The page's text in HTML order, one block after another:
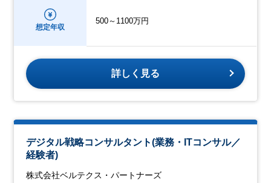
想定年収
500～1100万円
詳しく見る
デジタル戦略コンサルタント(業務・ITコンサル／
経験者)
株式会社ベルテクス・パートナーズ